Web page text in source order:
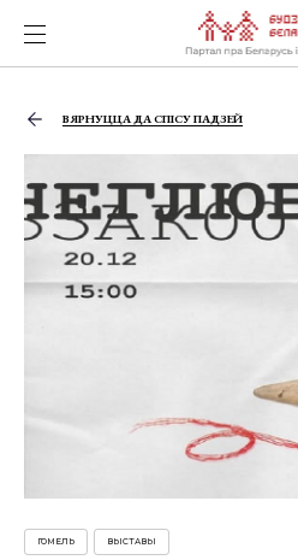
ВЯРНУЦЦА ДА СПІСУ ПАДЗЕЙ
ГОМЕЛЬ ВЫСТАВЫ